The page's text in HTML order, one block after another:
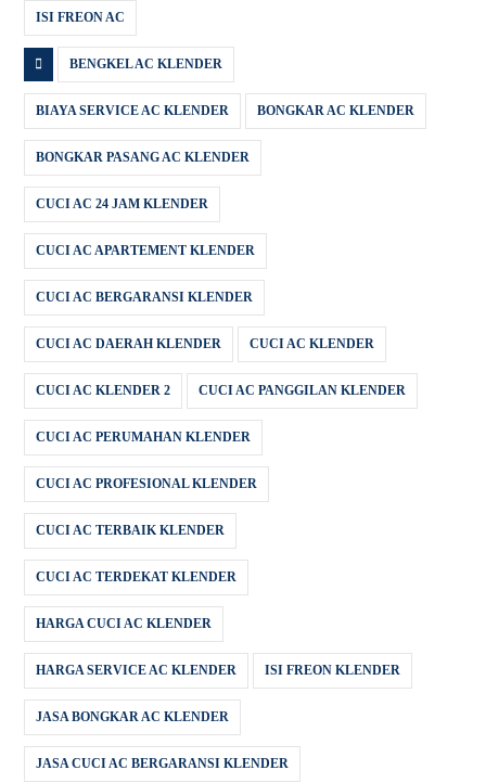
ISI FREON AC
BENGKEL AC KLENDER
BIAYA SERVICE AC KLENDER BONGKAR AC KLENDER
BONGKAR PASANG AC KLENDER
CUCI AC 24 JAM KLENDER
CUCI AC APARTEMENT KLENDER
CUCI AC BERGARANSI KLENDER
CUCI AC DAERAH KLENDER CUCI AC KLENDER
CUCI AC KLENDER 2 CUCI AC PANGGILAN KLENDER
CUCI AC PERUMAHAN KLENDER
CUCI AC PROFESIONAL KLENDER
CUCI AC TERBAIK KLENDER
CUCI AC TERDEKAT KLENDER
HARGA CUCI AC KLENDER
HARGA SERVICE AC KLENDER ISI FREON KLENDER
JASA BONGKAR AC KLENDER
JASA CUCI AC BERGARANSI KLENDER